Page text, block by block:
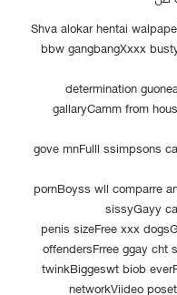
Shva alokar hentai
bbw gangbangXxxx
determination
gallaryCamm from
gove mnFulll ssimpsons
pornBoyss wll comparre
sissyGayy
penis sizeFree xxx
offendersFrree ggay cht
twinkBiggeswt biob
networkViideo